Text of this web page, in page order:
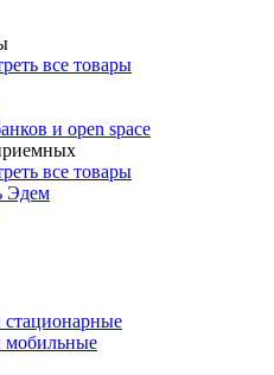
все товары
и open space
все товары
Эдем
стационарные
мобильные